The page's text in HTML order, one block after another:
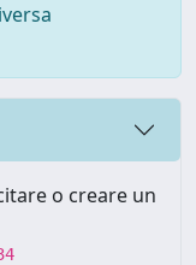
o creare un